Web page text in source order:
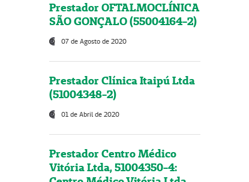
Prestador OFTALMOCLÍNICA
SÃO GONÇALO (55004164-2)
07 de Agosto de 2020
Prestador Clínica Itaipú Ltda
(51004348-2)
01 de Abril de 2020
Prestador Centro Médico
Vitória Ltda, 51004350-4: